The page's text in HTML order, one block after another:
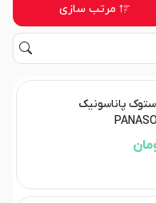
مرتب سازی
پاناسونیک